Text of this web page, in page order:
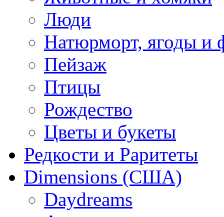
Люди
Натюрморт, ягоды и
Пейзаж
Птицы
Рождество
Цветы и букеты
Редкости и Раритеты
Dimensions (США)
Daydreams